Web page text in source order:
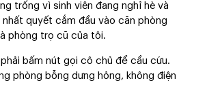
trống vì sinh viên đang nghỉ hè và
quyết cắm đầu vào căn phòng
phòng trọ cũ của tôi.
bấm nút gọi cô chủ để cầu cứu.
phòng bỗng dưng hỏng, không điện